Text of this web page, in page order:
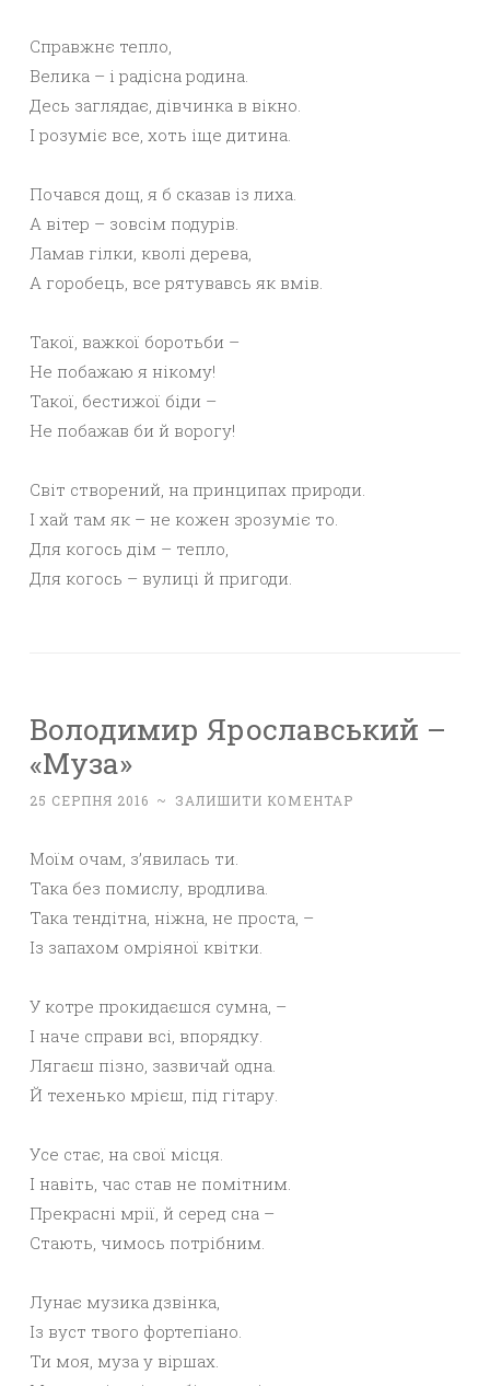
Справжнє тепло,
Велика – і радісна родина.
Десь заглядає, дівчинка в вікно.
І розуміє все, хоть іще дитина.
Почався дощ, я б сказав із лиха.
А вітер – зовсім подурів.
Ламав гілки, кволі дерева,
А горобець, все рятувавсь як вмів.
Такої, важкої боротьби –
Не побажаю я нікому!
Такої, бестижої біди –
Не побажав би й ворогу!
Світ створений, на принципах природи.
І хай там як – не кожен зрозуміє то.
Для когось дім – тепло,
Для когось – вулиці й пригоди.
Володимир Ярославський –
«Муза»
25 СЕРПНЯ 2016 ~ ЗАЛИШИТИ КОМЕНТАР
Моїм очам, з’явилась ти.
Така без помислу, вродлива.
Така тендітна, ніжна, не проста, –
Із запахом омріяної квітки.
У котре прокидаєшся сумна, –
І наче справи всі, впорядку.
Лягаєш пізно, зазвичай одна.
Й техенько мрієш, під гітару.
Усе стає, на свої місця.
І навіть, час став не помітним.
Прекрасні мрії, й серед сна –
Стають, чимось потрібним.
Лунає музика дзвінка,
Із вуст твого фортепіано.
Ти моя, муза у віршах.